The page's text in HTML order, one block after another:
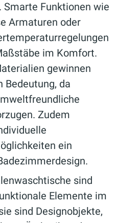
Smarte Funktionen wie
Armaturen oder
im Komfort.
gewinnen
Bedeutung, da
Zudem
ein
sind
Elemente im
sind Designobjekte,